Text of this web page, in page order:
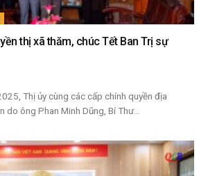
thị xã thăm, chúc Tết Ban Trị sự
Thị ủy cùng các cấp chính quyền địa
ông Phan Minh Dũng, Bí Thư...